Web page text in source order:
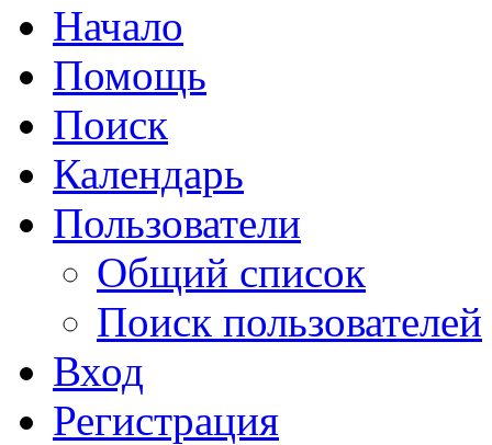
Начало
Помощь
Поиск
Календарь
Пользователи
Общий список
Поиск пользователей
Вход
Регистрация